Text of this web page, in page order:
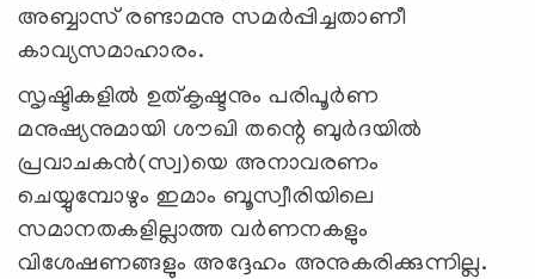
അബ്ബാസ് രണ്ടാമനു സമര്‍പ്പിച്ചതാണീ
കാവ്യസമാഹാരം.
സൃഷ്ടികളില്‍ ഉത്കൃഷ്ടനും പരിപൂര്‍ണ
മനുഷ്യനുമായി ശൗഖി തന്റെ ബുര്‍ദയില്‍
പ്രവാചകന്‍(സ്വ)യെ അനാവരണം
ചെയ്യുമ്പോഴും ഇമാം ബൂസ്വീരിയിലെ
സമാനതകളില്ലാത്ത വര്‍ണനകളും
വിശേഷണങ്ങളും അദ്ദേഹം അനുകരിക്കുന്നില്ല.